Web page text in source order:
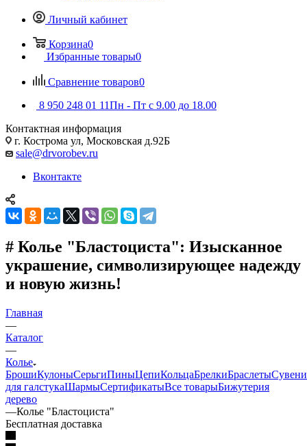
Личный кабинет
Корзина0
Избранные товары0
Сравнение товаров0
8 950 248 01 11Пн - Пт с 9.00 до 18.00
Контактная информация
г. Кострома ул, Московская д.92Б
sale@drvorobev.ru
Вконтакте
# Колье "Бластоциста": Изысканное
украшение, символизирующее надежду
и новую жизнь!
Главная
—
Каталог
—
Колье
БрошиКулоныСерьгиПиныЦепиКольцаБрелкиБраслеты
для галстукаШармыСертификатыВсе товарыБижутерия
дерево
—Колье "Бластоциста"
Бесплатная доставка